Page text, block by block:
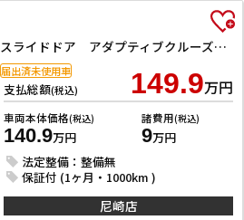
ベースグレード 片側電動スライドドア アダプティブクルーズコントロール LEDヘッドライト クリアランスソナー スマートキー アイドリングストップ CVT ESC チップアップシート エアコン パワーウィンドウ
支払総額(税込) 149.9万円
車両本体価格(税込)
140.9万円
諸費用(税込)
9万円
法定整備：整備無
保証付 (1ヶ月・1000km )
届出済未使用車
尼崎店